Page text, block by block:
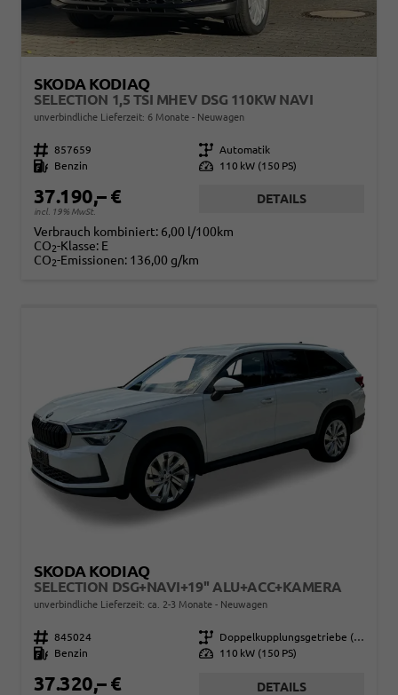
SKODA KODIAQ
SELECTION 1,5 TSI MHEV DSG 110KW NAVI
unverbindliche Lieferzeit: 6 Monate Neuwagen
Fahrzeugnr. 857659 Getriebe Automatik
Kraftstoff
Benzin Leistung 110 kW (150 PS)
37.190,– €
incl. 19% MwSt.
DETAILS
Verbrauch kombiniert: 6,00 l/100km
CO2-Klasse: E
CO2-Emissionen: 136,00 g/km
SKODA KODIAQ
SELECTION DSG+NAVI+19'' ALU+ACC+KAMERA
unverbindliche Lieferzeit: ca. 2-3 Monate Neuwagen
Fahrzeugnr. 845024 Getriebe
Doppelkupplungsgetriebe (DSG)
Kraftstoff
Benzin Leistung 110 kW (150 PS)
37.320,– € DETAILS